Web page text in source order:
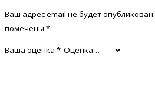
Ваш адрес email не будет опубликован.
помечены *
Ваша оценка *